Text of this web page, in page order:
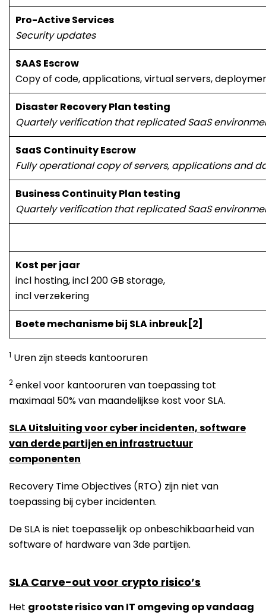
Pro-Active Services
Security updates
SAAS Escrow
Copy of code, applications, virtual servers,
Disaster Recovery Plan testing
Quartely verification that replicated SaaS
SaaS Continuity Escrow
Fully operational copy of servers, applications and
Business Continuity Plan testing
Quartely verification that replicated SaaS
Kost per jaar
incl hosting, incl 200 GB storage,
incl verzekering
Boete mechanisme bij SLA inbreuk[2]
1 Uren zijn steeds kantooruren
2 enkel voor kantooruren van toepassing tot
maximaal 50% van maandelijkse kost voor SLA.
SLA Uitsluiting voor cyber incidenten, software
van derde partijen en infrastructuur
componenten
Recovery Time Objectives (RTO) zijn niet van
toepassing bij cyber incidenten.
De SLA is niet toepasselijk op onbeschikbaarheid van
software of hardware van 3de partijen.
SLA Carve-out voor crypto risico’s
Het grootste risico van IT omgeving op vandaag